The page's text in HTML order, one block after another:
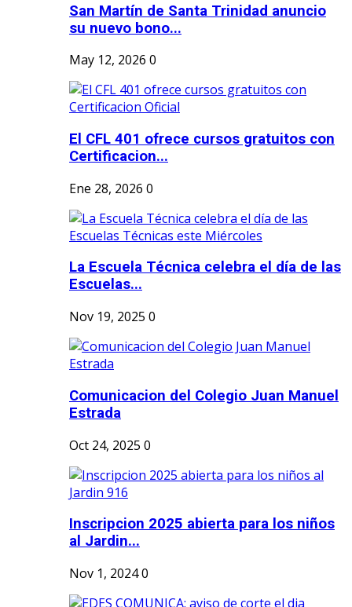
San Martín de Santa Trinidad anuncio
su nuevo bono...
May 12, 2026 0
El CFL 401 ofrece cursos gratuitos con
Certificacion...
Ene 28, 2026 0
La Escuela Técnica celebra el día de las
Escuelas...
Nov 19, 2025 0
Comunicacion del Colegio Juan Manuel
Estrada
Oct 24, 2025 0
Inscripcion 2025 abierta para los niños
al Jardin...
Nov 1, 20240